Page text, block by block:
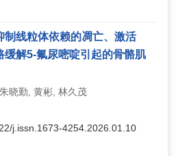
制线粒体依赖的凋亡、激活
解5-氟尿嘧啶引起的骨骼肌
晓勤, 黄彬, 林久茂
j.issn.1673-4254.2026.01.10